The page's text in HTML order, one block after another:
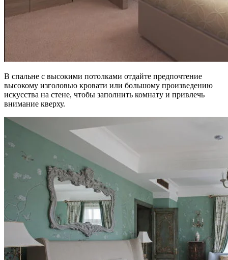
В спальне с высокими потолками отдайте предпочтение
высокому изголовью кровати или большому произведению
искусства на стене, чтобы заполнить комнату и привлечь
внимание кверху.